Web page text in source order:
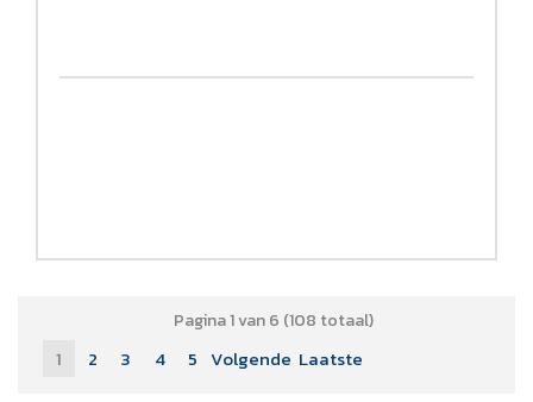
Pagina 1 van 6 (108 totaal)
1 2 3 4 5 Volgende Laatste